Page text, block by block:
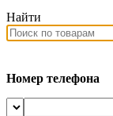
Найти
Номер телефона